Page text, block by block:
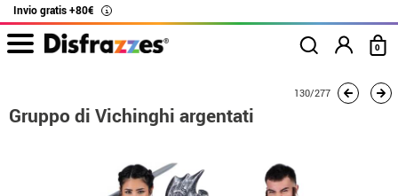
Invio gratis +80€ i
0
Gruppo di
130/277
Gruppo di Vichinghi argentati